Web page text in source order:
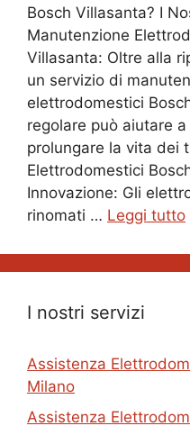
Bosch Villasanta? I
Manutenzione
Villasanta: Oltre alla
un servizio di
elettrodomestici
regolare può aiutare
prolungare la vita dei
Elettrodomestici
Innovazione: Gli
rinomati … Leggi tutto
I nostri servizi
Assistenza
Milano
Assistenza